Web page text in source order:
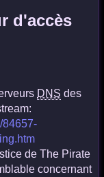
d'accès
DNS des
84657-
de The Pirate
concernant